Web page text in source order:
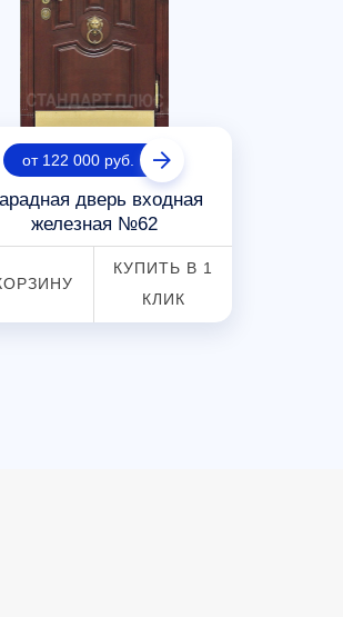
от 122 000 руб.
дверь входная
железная №62
КУПИТЬ В 1
КЛИК